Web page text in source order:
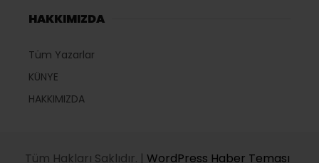
HAKKIMIZDA
Tüm Yazarlar
KÜNYE
HAKKIMIZDA
Tüm Hakları Saklıdır. | WordPress Haber Teması